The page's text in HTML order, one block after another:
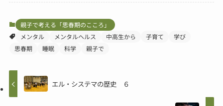
親子で考える「思春期のこころ」
メンタル
メンタルヘルス 中高生から 子育て
学び
思春期
睡眠 科学 親子で
エル・システマの歴史 ６